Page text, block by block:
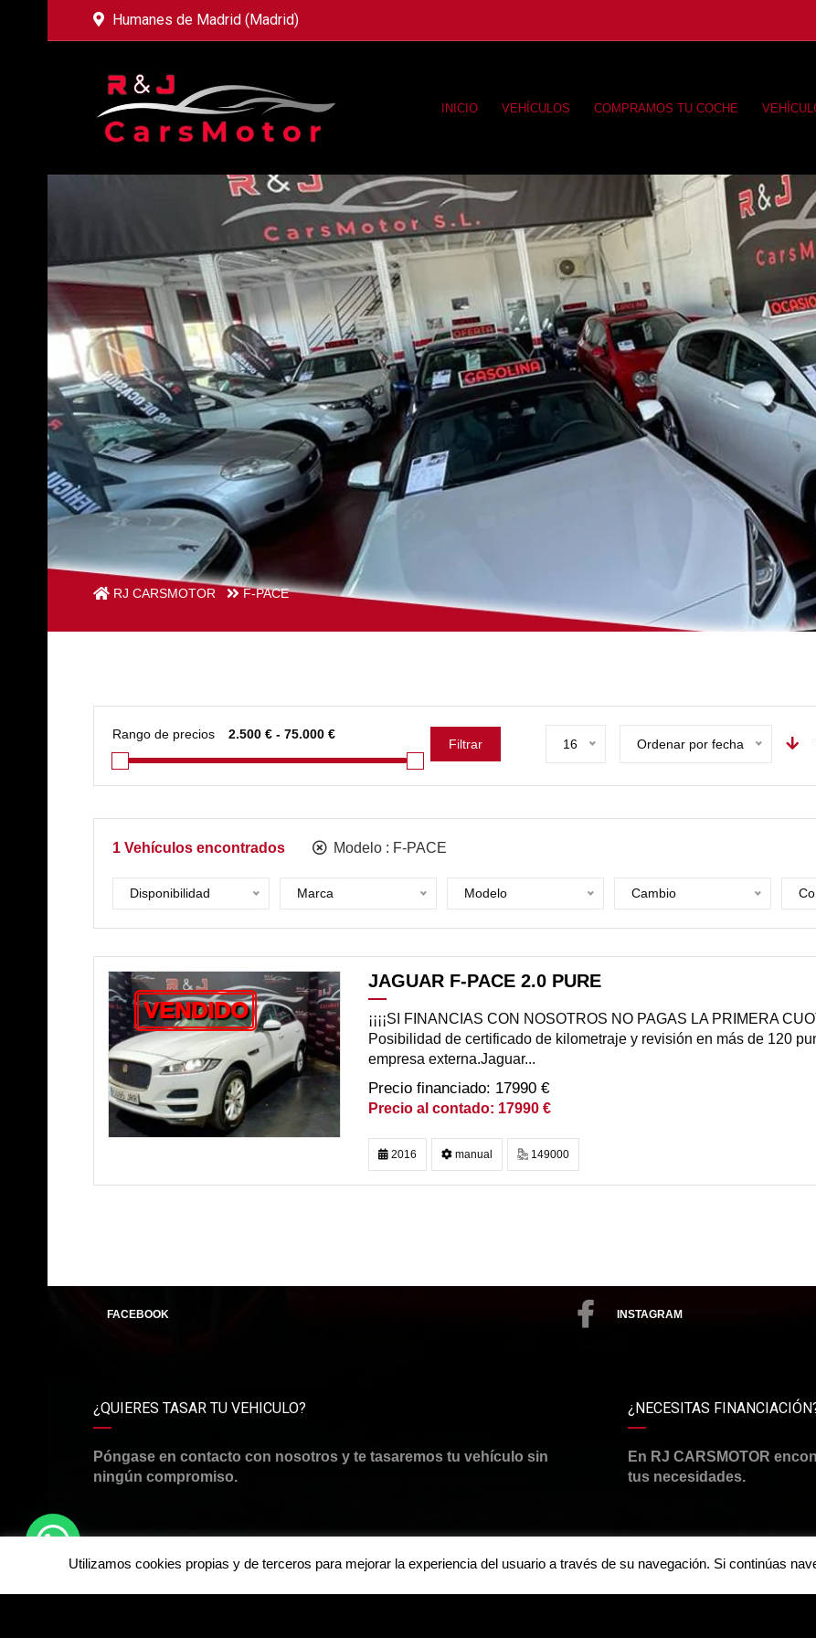
Humanes de Madrid (Madrid)
INICIO VEHÍCULOS COMPRAMOS TU COCHE
RJ CARSMOTOR F-PACE
Rango de precios
Filtrar 16 Ordenar por fecha
1 Vehículos encontrados Modelo : F-PACE
Disponibilidad Marca Modelo Cambio
VENDIDO
JAGUAR F-PACE 2.0 PURE
¡¡¡¡SI FINANCIAS CON NOSOTROS NO PAGAS LA PRIMERA
Posibilidad de certificado de kilometraje y revisión en más de 120
empresa externa.Jaguar...
17990 €
17990 €
2016 manual 149000
FACEBOOK INSTAGRAM
¿QUIERES TASAR TU VEHICULO?
Póngase en contacto con nosotros y te tasaremos tu vehículo sin
ningún compromiso.
¿NECESITAS
En RJ CARSMOTOR
tus necesidades.
Utilizamos cookies propias y de terceros para mejorar la experiencia del usuario a través de su navegación. Si continúas